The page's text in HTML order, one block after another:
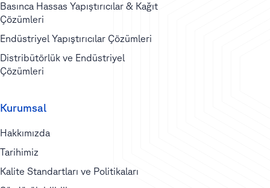
Basınca Hassas Yapıştırıcılar & Kağıt
Çözümleri
Endüstriyel Yapıştırıcılar Çözümleri
Distribütörlük ve Endüstriyel
Çözümleri
Kurumsal
Hakkımızda
Tarihimiz
Kalite Standartları ve Politikaları